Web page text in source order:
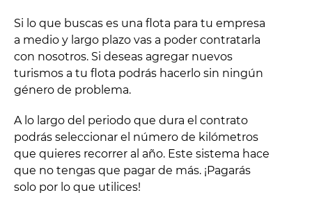
Si lo que buscas es una flota para tu empresa
a medio y largo plazo vas a poder contratarla
con nosotros. Si deseas agregar nuevos
turismos a tu flota podrás hacerlo sin ningún
género de problema.
A lo largo del periodo que dura el contrato
podrás seleccionar el número de kilómetros
que quieres recorrer al año. Este sistema hace
que no tengas que pagar de más. ¡Pagarás
solo por lo que utilices!